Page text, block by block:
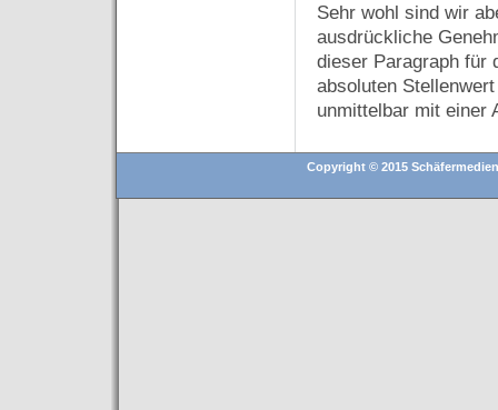
Sehr wohl sind wir
ausdrückliche
dieser Paragraph für
absoluten
unmittelbar mit einer
Copyright © 2015